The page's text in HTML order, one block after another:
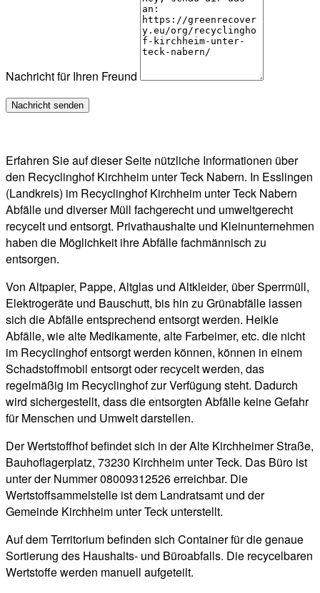
Nachricht für Ihren Freund
Erfahren Sie auf dieser Seite nützliche Informationen über
den Recyclinghof Kirchheim unter Teck Nabern. In Esslingen
(Landkreis) im Recyclinghof Kirchheim unter Teck Nabern
Abfälle und diverser Müll fachgerecht und umweltgerecht
recycelt und entsorgt. Privathaushalte und Kleinunternehmen
haben die Möglichkeit ihre Abfälle fachmännisch zu
entsorgen.
Von Altpapier, Pappe, Altglas und Altkleider, über Sperrmüll,
Elektrogeräte und Bauschutt, bis hin zu Grünabfälle lassen
sich die Abfälle entsprechend entsorgt werden. Heikle
Abfälle, wie alte Medikamente, alte Farbeimer, etc. die nicht
im Recyclinghof entsorgt werden können, können in einem
Schadstoffmobil entsorgt oder recycelt werden, das
regelmäßig im Recyclinghof zur Verfügung steht. Dadurch
wird sichergestellt, dass die entsorgten Abfälle keine Gefahr
für Menschen und Umwelt darstellen.
Der Wertstoffhof befindet sich in der Alte Kirchheimer Straße,
Bauhoflagerplatz, 73230 Kirchheim unter Teck. Das Büro ist
unter der Nummer 08009312526 erreichbar. Die
Wertstoffsammelstelle ist dem Landratsamt und der
Gemeinde Kirchheim unter Teck unterstellt.
Auf dem Territorium befinden sich Container für die genaue
Sortierung des Haushalts- und Büroabfalls. Die recycelbaren
Wertstoffe werden manuell aufgeteilt.